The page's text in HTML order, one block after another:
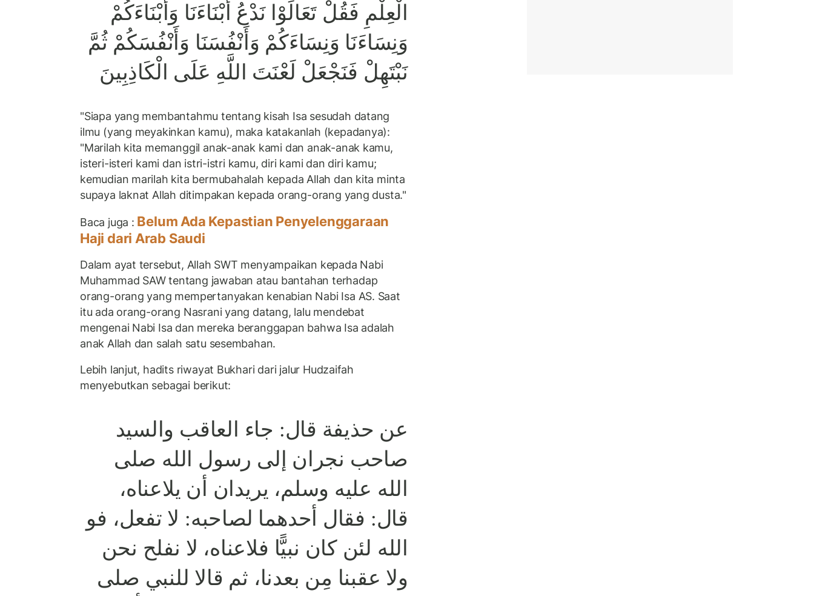
الْعِلْمِ فَقُلْ تَعَالَوْا نَدْعُ أَبْنَاءَنَا وَأَبْنَاءَكُمْ
وَنِسَاءَنَا وَنِسَاءَكُمْ وَأَنْفُسَنَا وَأَنْفُسَكُمْ ثُمَّ
نَبْتَهِلْ فَنَجْعَلْ لَعْنَتَ اللَّهِ عَلَى الْكَاذِبِينَ
"Siapa yang membantahmu tentang kisah Isa sesudah datang
ilmu (yang meyakinkan kamu), maka katakanlah (kepadanya):
"Marilah kita memanggil anak-anak kami dan anak-anak kamu,
isteri-isteri kami dan istri-istri kamu, diri kami dan diri kamu;
kemudian marilah kita bermubahalah kepada Allah dan kita minta
supaya laknat Allah ditimpakan kepada orang-orang yang dusta."
Baca juga : Belum Ada Kepastian Penyelenggaraan
Haji dari Arab Saudi
Dalam ayat tersebut, Allah SWT menyampaikan kepada Nabi
Muhammad SAW tentang jawaban atau bantahan terhadap
orang-orang yang mempertanyakan kenabian Nabi Isa AS. Saat
itu ada orang-orang Nasrani yang datang, lalu mendebat
mengenai Nabi Isa dan mereka beranggapan bahwa Isa adalah
anak Allah dan salah satu sesembahan.
Lebih lanjut, hadits riwayat Bukhari dari jalur Hudzaifah
menyebutkan sebagai berikut:
عن حذيفة قال: جاء العاقب والسيد
صاحب نجران إلى رسول الله صلى
الله عليه وسلم، يريدان أن يلاعناه،
قال: فقال أحدهما لصاحبه: لا تفعل، فو
الله لئن كان نبيًّا فلاعناه، لا نفلح نحن
ولا عقبنا مِن بعدنا، ثم قالا للنبي صلى